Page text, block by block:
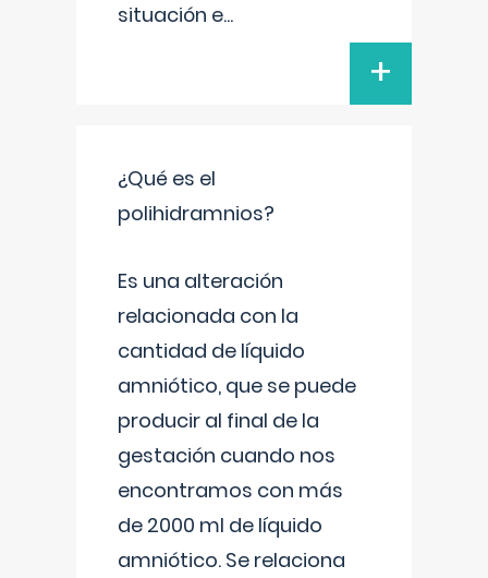
situación e...
+
¿Qué es el
polihidramnios?
Es una alteración
relacionada con la
cantidad de líquido
amniótico, que se puede
producir al final de la
gestación cuando nos
encontramos con más
de 2000 ml de líquido
amniótico. Se relaciona